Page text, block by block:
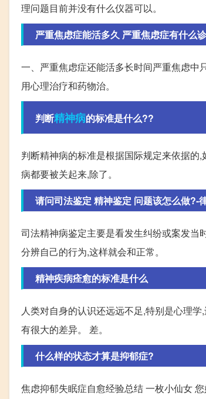
理问题目前并没有什么仪器可以。
严重焦虑症能活多久 严重焦虑症有什么
一、严重焦虑症还能活多长时间严重焦虑中
用心理治疗和药物治。
判断精神病的标准是什么??
判断精神病的标准是根据国际规定来依据的
病都要被关起来,除了。
请问司法鉴定 精神鉴定 问题该怎么做?-
司法精神病鉴定主要是看发生纠纷或案发当
分辨自己的行为,这样就会和正常。
精神疾病痊愈的标准是什么
人类对自身的认识还远远不足,特别是心理
有很大的差异。 差。
什么样的状态才算是抑郁症?
焦虑抑郁失眠症自愈经验总结 一枚小仙女